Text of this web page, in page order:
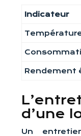
Indicateur
Rendement
d’une
Un